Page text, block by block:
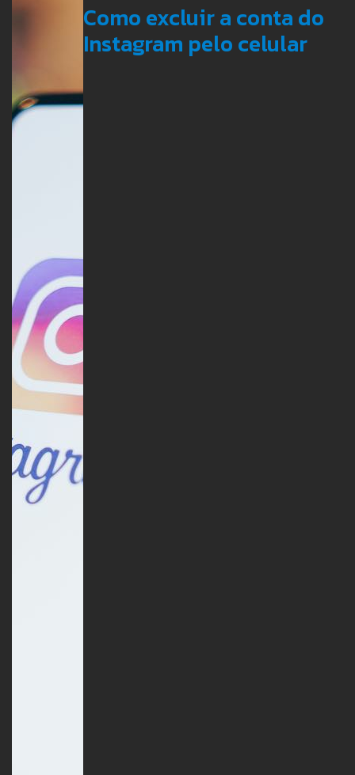
Como excluir a conta do
Instagram pelo celular